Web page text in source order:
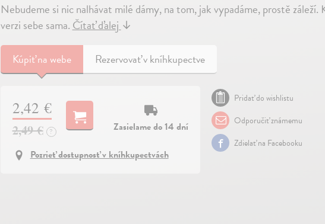
Nebudeme si nic nalhávat milé dámy, na tom, jak vypadáme, prostě
verzi sebe sama.Čítať ďalej↓
Kúpiťna webe Rezervovať v kníhkupectve
2,42 €
2,49 € ?
Zasielame do 14 dní
Pozrieť dostupnosť v kníhkupectvách
Pridať do wishlistu
Odporučiť známemu
Zdielať na Facebooku